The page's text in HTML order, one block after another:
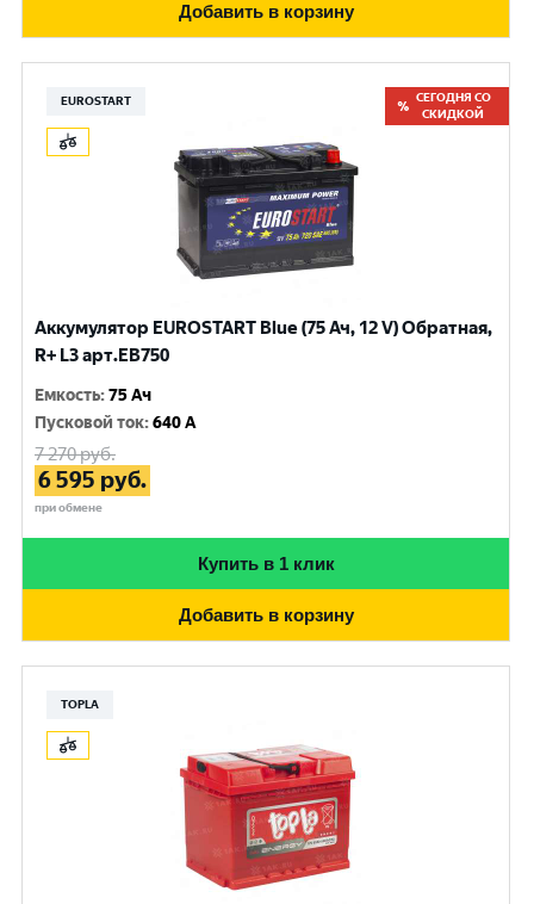
Добавить в корзину
EUROSTART
СЕГОДНЯ СО
СКИДКОЙ
Аккумулятор EUROSTART Blue (75 Ач, 12 V) Обратная,
R+ L3 арт.EB750
Емкость:75 Ач
Пусковой ток:640 A
7 270руб.
6 595 руб.
при обмене
Купить в 1 клик
Добавить в корзину
TOPLA